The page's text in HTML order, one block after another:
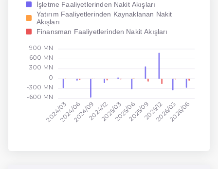
İşletme Faaliyetlerinden Nakit Akışları
Yatırım Faaliyetlerinden Kaynaklanan Nakit
Akışları
Finansman Faaliyetlerinden Nakit Akışları
2024/032024/062024/092024/122025/032025/062025/092025/122026/032026/06
900 MN
600 MN
300 MN
0
-300 MN
-600 MN